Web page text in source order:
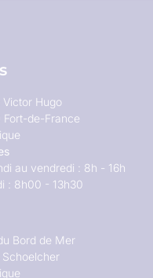
Victor Hugo
Fort-de-France
au vendredi : 8h - 16h
: 8h00 - 13h30
Bord de Mer